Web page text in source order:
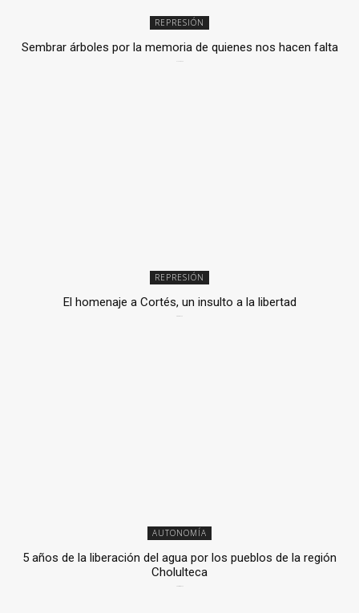
REPRESIÓN
Sembrar árboles por la memoria de quienes nos hacen falta
REPRESIÓN
El homenaje a Cortés, un insulto a la libertad
AUTONOMÍA
5 años de la liberación del agua por los pueblos de la región
Cholulteca